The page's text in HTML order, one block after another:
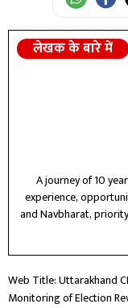
लेखक के बारे में
A journey of 10
experience,
and Navbharat,
Web Title: Uttarakhand
Monitoring of Election